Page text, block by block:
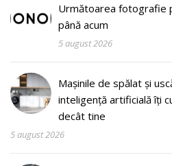
Următoarea fotografie
până acum
5 august 2026
Mașinile de spălat și
inteligență artificială îți
decât tine
5 august 2026